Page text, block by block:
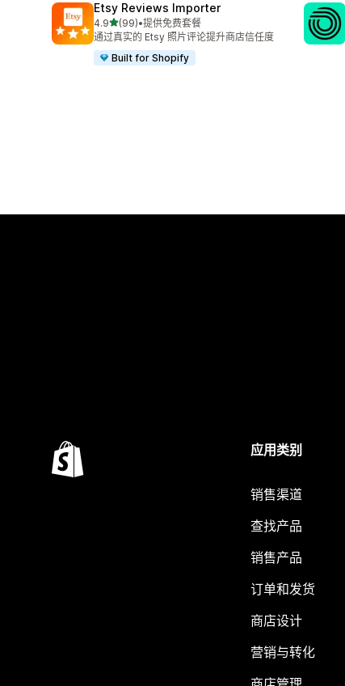
Etsy Reviews Importer
4.9星（满分 5 星）
(99)
总共 99 条评论
•提供免费套餐
通过真实的 Etsy 照片评论提升商店信任度
Built for Shopify
应用类别
销售渠道
查找产品
销售产品
订单和发货
商店设计
营销与转化